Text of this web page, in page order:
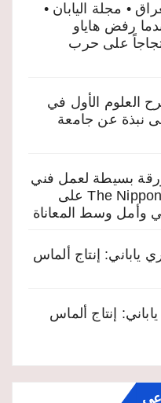
• مجلة اليابان •
رفض هاياو
على حرب
العلوم الأول في
نبذة عن جامعة
بسيطة لعمل فني
على
وأمل وسط المعاناة
ياباني: إنتاج ألماس
ياباني: إنتاج ألماس